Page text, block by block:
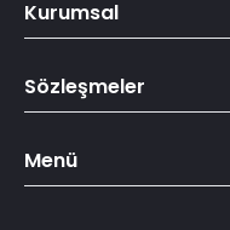
Kurumsal
Sözleşmeler
Menü